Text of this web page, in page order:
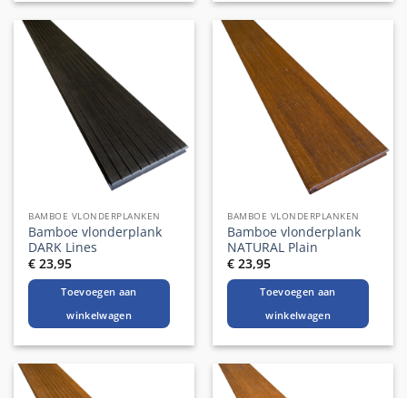
BAMBOE VLONDERPLANKEN
Bamboe vlonderplank
DARK Lines
€ 23,95
Toevoegen aan
winkelwagen
BAMBOE VLONDERPLANKEN
Bamboe vlonderplank
NATURAL Plain
€ 23,95
Toevoegen aan
winkelwagen